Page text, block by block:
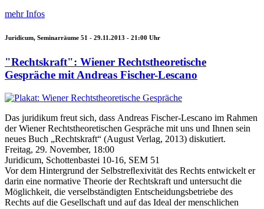
mehr Infos
Juridicum, Seminarräume 51 - 29.11.2013 - 21:00 Uhr
"Rechtskraft": Wiener Rechtstheoretische
Gespräche mit Andreas Fischer-Lescano
Das juridikum freut sich, dass Andreas Fischer-Lescano im Rahmen
der Wiener Rechtstheoretischen Gespräche mit uns und Ihnen sein
neues Buch „Rechtskraft“ (August Verlag, 2013) diskutiert.
Freitag, 29. November, 18:00
Juridicum, Schottenbastei 10-16, SEM 51
Vor dem Hintergrund der Selbstreﬂexivität des Rechts entwickelt er
darin eine normative Theorie der Rechtskraft und untersucht die
Möglichkeit, die verselbständigten Entscheidungsbetriebe des
Rechts auf die Gesellschaft und auf das Ideal der menschlichen